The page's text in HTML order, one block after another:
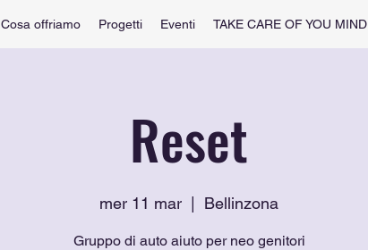
Cosa offriamo Progetti Eventi TAKE CARE OF YOU MIND
Reset
mer 11 mar Bellinzona
Gruppo di auto aiuto per neo genitori